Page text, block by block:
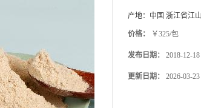
产地： 中国 浙江省江
价格： ￥325/包
发布日期： 2018-12-18
更新日期： 2026-03-23